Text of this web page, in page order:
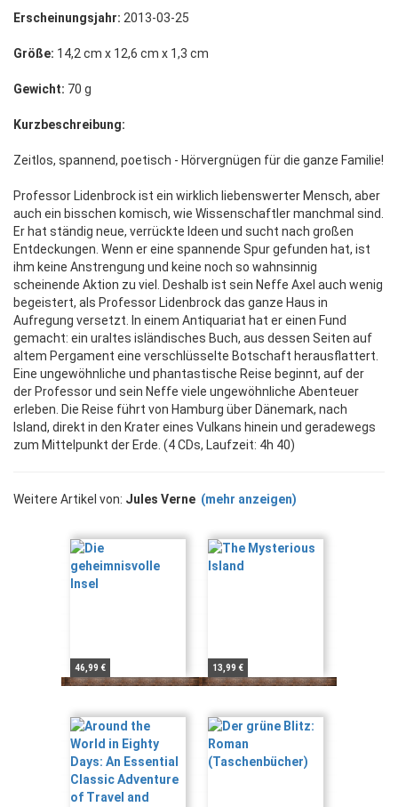
Erscheinungsjahr: 2013-03-25
Größe: 14,2 cm x 12,6 cm x 1,3 cm
Gewicht: 70 g
Kurzbeschreibung:
Zeitlos, spannend, poetisch - Hörvergnügen für die ganze Familie!
Professor Lidenbrock ist ein wirklich liebenswerter Mensch, aber
auch ein bisschen komisch, wie Wissenschaftler manchmal sind.
Er hat ständig neue, verrückte Ideen und sucht nach großen
Entdeckungen. Wenn er eine spannende Spur gefunden hat, ist
ihm keine Anstrengung und keine noch so wahnsinnig
scheinende Aktion zu viel. Deshalb ist sein Neffe Axel auch wenig
begeistert, als Professor Lidenbrock das ganze Haus in
Aufregung versetzt. In einem Antiquariat hat er einen Fund
gemacht: ein uraltes isländisches Buch, aus dessen Seiten auf
altem Pergament eine verschlüsselte Botschaft herausflattert.
Eine ungewöhnliche und phantastische Reise beginnt, auf der
der Professor und sein Neffe viele ungewöhnliche Abenteuer
erleben. Die Reise führt von Hamburg über Dänemark, nach
Island, direkt in den Krater eines Vulkans hinein und geradewegs
zum Mittelpunkt der Erde. (4 CDs, Laufzeit: 4h 40)
Weitere Artikel von: Jules Verne (mehr anzeigen)
46,99 € 13,99 €